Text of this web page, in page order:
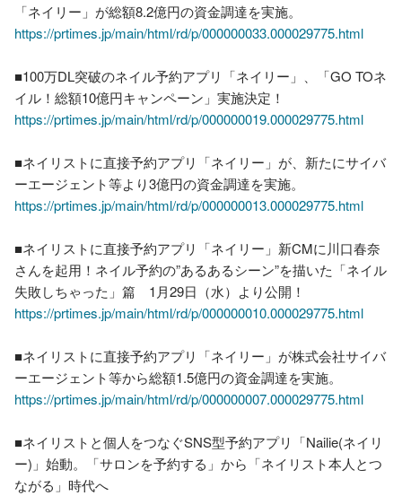
https://prtimes.jp/main/html/rd/p/000000033.000029775.html
■100万DL突破のネイル予約アプリ「ネイリー」、「GO TOネ
https://prtimes.jp/main/html/rd/p/000000019.000029775.html
■ネイリストに直接予約アプリ「ネイリー」が、新たにサイバ
https://prtimes.jp/main/html/rd/p/000000013.000029775.html
■ネイリストに直接予約アプリ「ネイリー」新CMに川口春奈
さんを起用！ネイル予約の”あるあるシーン”を描いた「ネイル
https://prtimes.jp/main/html/rd/p/000000010.000029775.html
■ネイリストに直接予約アプリ「ネイリー」が株式会社サイバ
https://prtimes.jp/main/html/rd/p/000000007.000029775.html
■ネイリストと個人をつなぐSNS型予約アプリ「Nailie(ネイリ
ー)」始動。「サロンを予約する」から「ネイリスト本人とつ